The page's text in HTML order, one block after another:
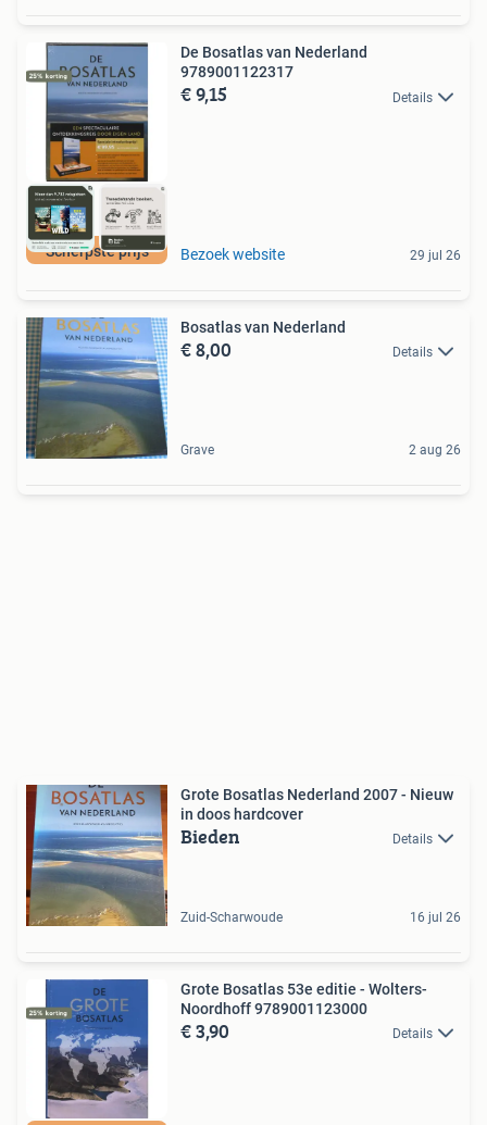
Scherpste prijs
De Bosatlas van Nederland
9789001122317
€ 9,15 Details
Bezoek website 29 jul 26
Bosatlas van Nederland
€ 8,00 Details
Grave 2 aug 26
Grote Bosatlas Nederland 2007 - Nieuw
in doos hardcover
Bieden Details
Zuid-Scharwoude 16 jul 26
Grote Bosatlas 53e editie - Wolters-
Noordhoff 9789001123000
€ 3,90 Details